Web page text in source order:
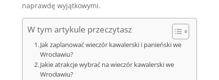
naprawdę wyjątkowymi.
W tym artykule przeczytasz
Jak zaplanować wieczór kawalerski i panieński we
Wrocławiu?
Jakie atrakcje wybrać na wieczór kawalerski we
Wrocławiu?